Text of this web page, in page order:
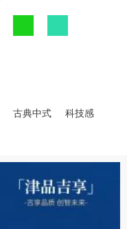
古典中式
科技感